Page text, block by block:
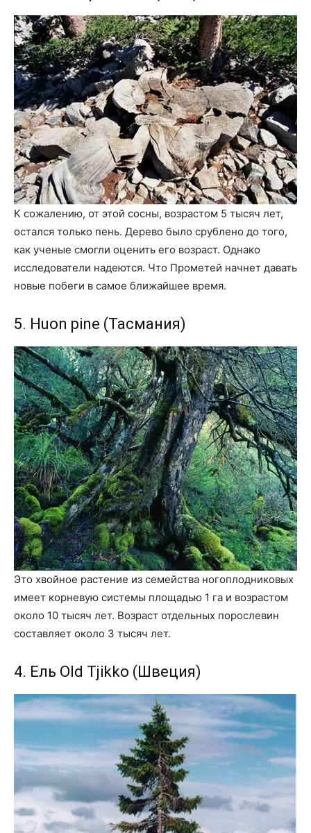
К сожалению, от этой сосны, возрастом 5 тысяч лет,
остался только пень. Дерево было срублено до того,
как ученые смогли оценить его возраст. Однако
исследователи надеются. Что Прометей начнет давать
новые побеги в самое ближайшее время.
5. Huon pine (Тасмания)
Это хвойное растение из семейства ногоплодниковых
имеет корневую системы площадью 1 га и возрастом
около 10 тысяч лет. Возраст отдельных порослевин
составляет около 3 тысяч лет.
4. Ель Old Tjikko (Швеция)